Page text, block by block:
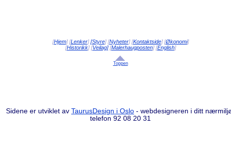
[Hjem] [Lenker] [Styre] [Nyheter] [Kontaktside] [Økonomi]
[Historikk] [Veilag][Malerhaugposten] [English]
Toppen
Sidene er utviklet av TaurusDesign i Oslo - webdesigneren i ditt
telefon 92 08 20 31